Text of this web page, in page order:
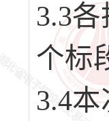
3.3
个标
3.4